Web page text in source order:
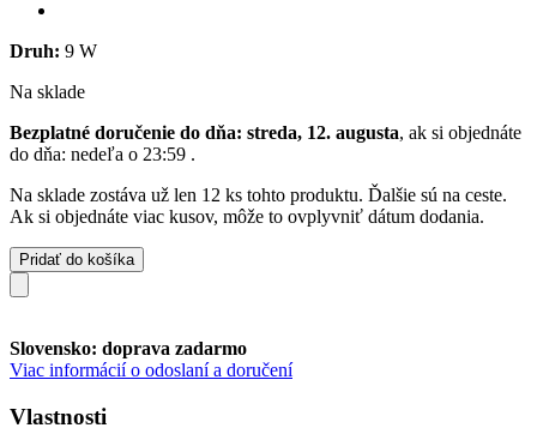
Druh: 9 W
Na sklade
Bezplatné doručenie do dňa: streda, 12. augusta, ak si objednáte
do dňa: nedeľa o 23:59 .
Na sklade zostáva už len 12 ks tohto produktu. Ďalšie sú na ceste.
Ak si objednáte viac kusov, môže to ovplyvniť dátum dodania.
Pridať do košíka
Slovensko: doprava zadarmo
Viac informácií o odoslaní a doručení
Vlastnosti